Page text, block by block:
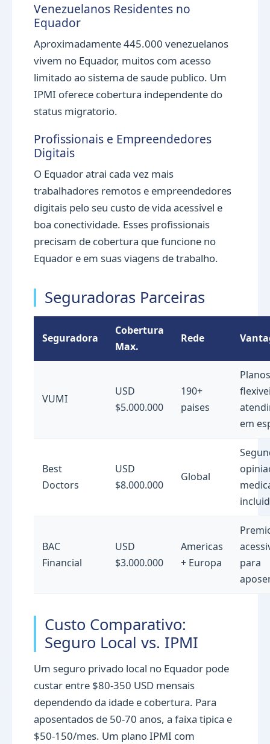
Venezuelanos Residentes no
Equador
Aproximadamente 445.000 venezuelanos
vivem no Equador, muitos com acesso
limitado ao sistema de saude publico. Um
IPMI oferece cobertura independente do
status migratorio.
Profissionais e Empreendedores
Digitais
O Equador atrai cada vez mais
trabalhadores remotos e empreendedores
digitais pelo seu custo de vida acessivel e
boa conectividade. Esses profissionais
precisam de cobertura que funcione no
Equador e em suas viagens de trabalho.
Seguradoras Parceiras
Seguradora
Cobertura
Max.
Rede
VUMI
USD
$5.000.000
190+
paises
Planos
em
Best
Doctors
USD
$8.000.000
Global
BAC
Financial
USD
$3.000.000
Americas
+ Europa
para
Custo Comparativo:
Seguro Local vs. IPMI
Um seguro privado local no Equador pode
custar entre $80-350 USD mensais
dependendo da idade e cobertura. Para
aposentados de 50-70 anos, a faixa tipica e
$50-150/mes. Um plano IPMI com